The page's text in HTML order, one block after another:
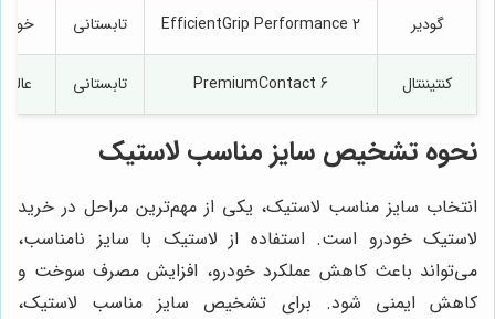
گودیر EfficientGrip Performance 2 تابستانی خوب
کنتیننتال PremiumContact 6 تابستانی عالی
نحوه تشخیص سایز مناسب لاستیک
انتخاب سایز مناسب لاستیک، یکی از مهم‌ترین مراحل در خرید
لاستیک خودرو است. استفاده از لاستیک با سایز نامناسب،
می‌تواند باعث کاهش عملکرد خودرو، افزایش مصرف سوخت و
کاهش ایمنی شود. برای تشخیص سایز مناسب لاستیک،